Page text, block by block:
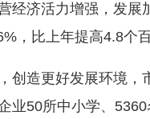
济活力增强，发展
，比上年提高4.8个百
造更好发展环境，
业50所中小学、